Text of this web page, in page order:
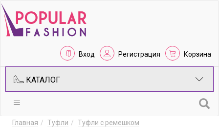
Вход Регистрация Корзина
КАТАЛОГ
Главная Туфли
Туфли с ремешком